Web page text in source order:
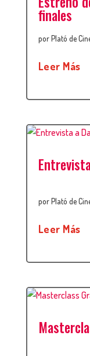
finales
porPlató de
Leer Más
porPlató de
Leer Más